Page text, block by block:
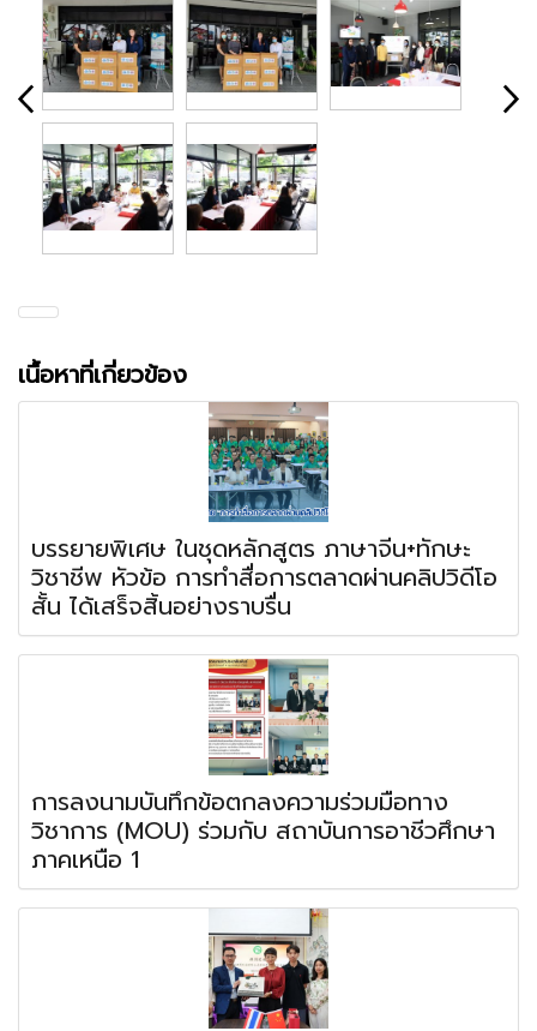
เนื้อหาที่เกี่ยวข้อง
บรรยายพิเศษ ในชุดหลักสูตร ภาษาจีน+ทักษะ
วิชาชีพ หัวข้อ การทำสื่อการตลาดผ่านคลิปวิดีโอ
สั้น ได้เสร็จสิ้นอย่างราบรื่น
การลงนามบันทึกข้อตกลงความร่วมมือทาง
วิชาการ (MOU) ร่วมกับ สถาบันการอาชีวศึกษา
ภาคเหนือ 1